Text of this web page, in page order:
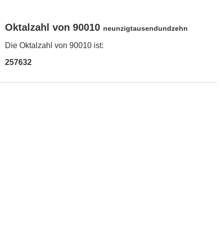
Oktalzahl von 90010 neunzigtausendundzehn
Die Oktalzahl von 90010 ist:
257632